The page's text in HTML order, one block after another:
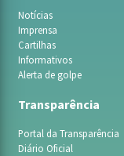
Notícias
Imprensa
Cartilhas
Informativos
Alerta de golpe
Transparência
Portal da Transparência
Diário Oficial